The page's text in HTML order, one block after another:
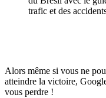
trafic et des
Alors même si vous ne
atteindre la victoire,
vous perdre !